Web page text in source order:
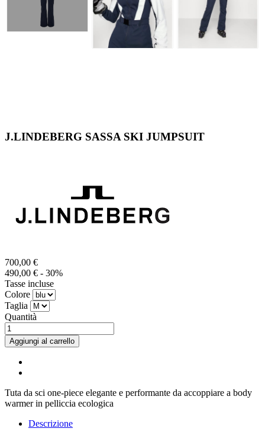
J.LINDEBERG SASSA SKI JUMPSUIT
700,00 €
490,00 € - 30%
Tasse incluse
Colore
Taglia
Quantità
Aggiungi al carrello
Tuta da sci one-piece elegante e performante da accoppiare a body
warmer in pelliccia ecologica
Descrizione